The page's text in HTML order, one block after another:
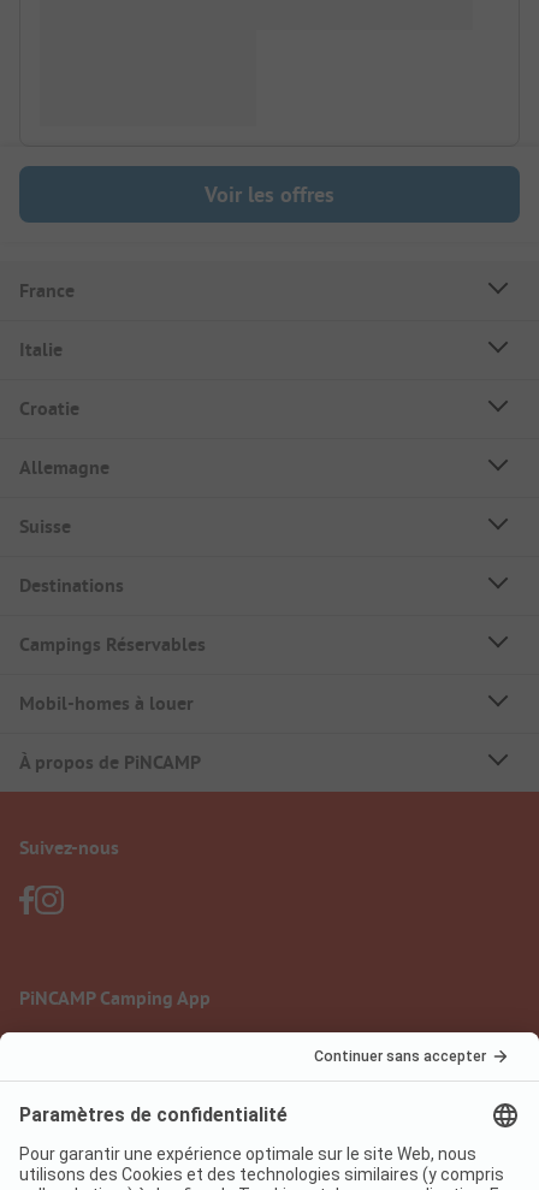
Voir les offres
France
Italie
Croatie
Allemagne
Suisse
Destinations
Campings Réservables
Mobil-homes à louer
À propos de PiNCAMP
Suivez-nous
PiNCAMP Camping App